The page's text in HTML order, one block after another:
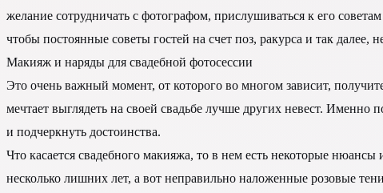
желание сотрудничать с фотографом, прислушиваться к его
чтобы постоянные советы гостей на счет поз, ракурса и так далее,
Макияж и наряды для свадебной фотосессии
Это очень важный момент, от которого во многом зависит,
мечтает выглядеть на своей свадьбе лучше других невест.
и подчеркнуть достоинства.
Что касается свадебного макияжа, то в нем есть некоторые
несколько лишних лет, а вот неправильно наложенные розовые